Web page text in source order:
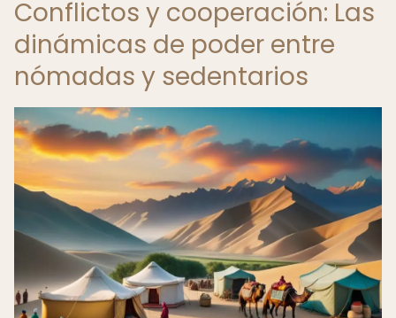
Conflictos y cooperación: Las
dinámicas de poder entre
nómadas y sedentarios